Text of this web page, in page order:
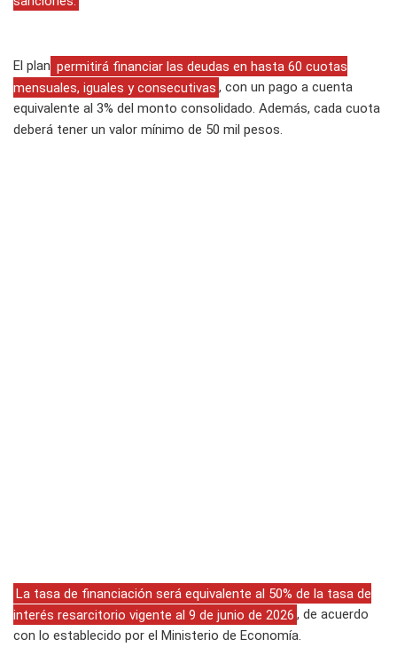
El plan permitirá financiar las deudas en hasta 60 cuotas
mensuales, iguales y consecutivas , con un pago a cuenta
equivalente al 3% del monto consolidado. Además, cada cuota
deberá tener un valor mínimo de 50 mil pesos.
La tasa de financiación será equivalente al 50% de la tasa de
interés resarcitorio vigente al 9 de junio de 2026 , de acuerdo
con lo establecido por el Ministerio de Economía.